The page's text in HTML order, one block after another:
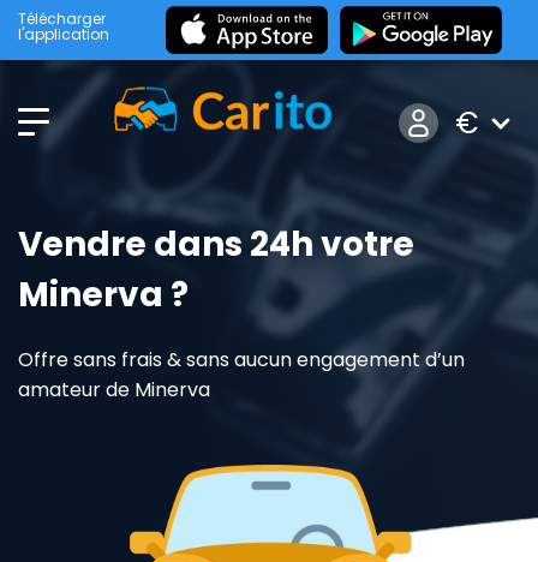
Télécharger
l'application
€
Vendre dans 24h votre
Minerva ?
Offre sans frais & sans aucun engagement d’un
amateur de Minerva